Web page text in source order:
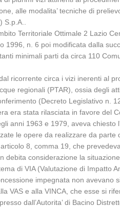
alle modalita’ tecniche di
Territoriale Ottimale 2 Lazio
1996, n. 6 poi modificata dalla
minimali parti da circa 110
ricorrente circa i vizi inerenti al
regionali (PTAR), ossia degli
(Decreto Legislativo n.
era stata rilasciata in favore
anni 1963 e 1979, aveva
le opere da realizzare da parte
8, comma 19, che
considerazione la
di VIA (Valutazione di Impatto
impegnata non
VAS e alla VINCA, che esse si
dall’Autorita’ di Bacino